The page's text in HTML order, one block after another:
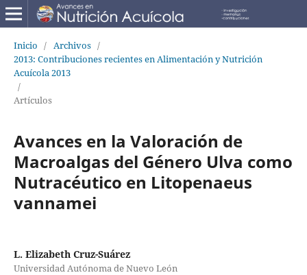
Inicio / Archivos /
2013: Contribuciones recientes en Alimentación y Nutrición
Acuícola 2013
/
Artículos
Avances en la Valoración de
Macroalgas del Género Ulva como
Nutracéutico en Litopenaeus
vannamei
L. Elizabeth Cruz-Suárez
Universidad Autónoma de Nuevo León